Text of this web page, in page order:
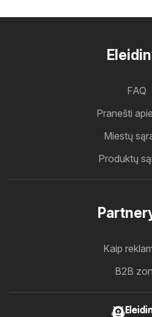
FAQ
Pranešti
Miestų
Produktų
Kaip
B2B